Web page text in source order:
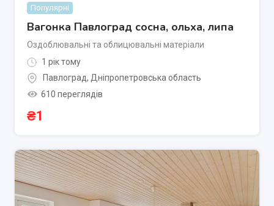
Популярні
Вагонка Павлоград сосна, ольха, липа
Оздоблювальні та облицювальні матеріали
1 рік тому
Павлоград, Дніпропетровська область
610 переглядів
₴1